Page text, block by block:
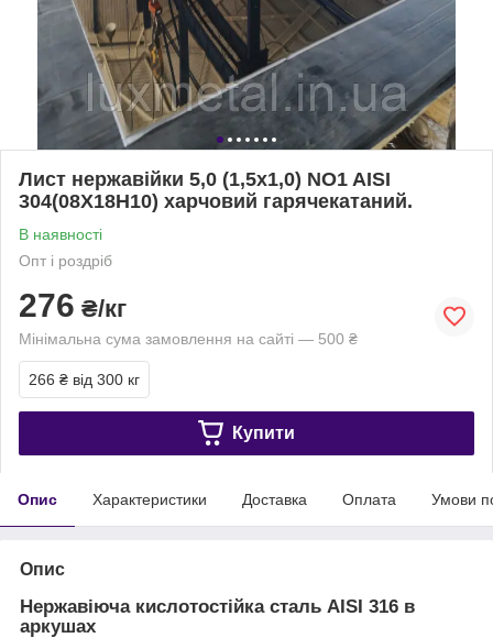
Лист нержавійки 5,0 (1,5х1,0) NO1 AISI
304(08Х18Н10) харчовий гарячекатаний.
В наявності
Опт і роздріб
276 ₴/кг
Мінімальна сума замовлення на сайті — 500 ₴
266 ₴ від 300 кг
Купити
Опис Характеристики Доставка Оплата Умови
Опис
Нержавіюча кислотостійка сталь AISI 316 в
аркушах